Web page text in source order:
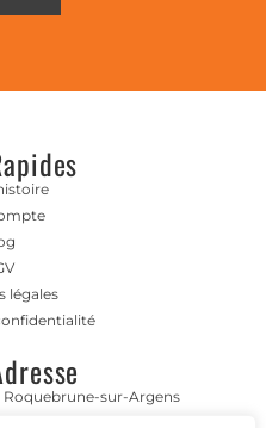
légales
Roquebrune-sur-Argens